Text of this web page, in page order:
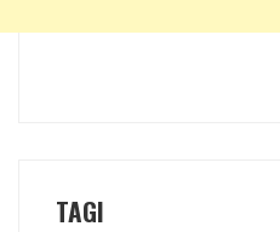
TAGI